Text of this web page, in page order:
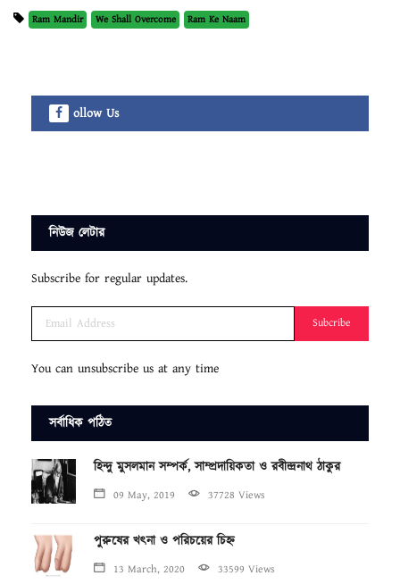
Ram Mandir We Shall Overcome Ram Ke Naam
ollow Us
নিউজ লেটার
Subscribe for regular updates.
Subcribe
You can unsubscribe us at any time
সর্বাধিক পঠিত
হিন্দু মুসলমান সম্পর্ক, সাম্প্রদায়িকতা ও রবীন্দ্রনাথ ঠাকুর
09 May, 2019 37728 Views
পুরুষের খৎনা ও পরিচয়ের চিহ্ন
13 March, 2020 33599 Views